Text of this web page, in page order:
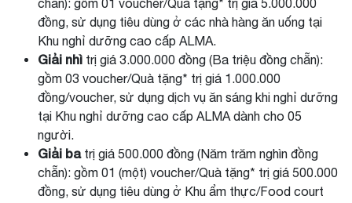
chẵn): gồm 01 voucher/Quà tặng* trị giá 5.000.000
đồng, sử dụng tiêu dùng ở các nhà hàng ăn uống tại
Khu nghỉ dưỡng cao cấp ALMA.
Giải nhì trị giá 3.000.000 đồng (Ba triệu đồng chẵn):
gồm 03 voucher/Quà tặng* trị giá 1.000.000
đồng/voucher, sử dụng dịch vụ ăn sáng khi nghỉ dưỡng
tại Khu nghỉ dưỡng cao cấp ALMA dành cho 05
người.
Giải ba trị giá 500.000 đồng (Năm trăm nghìn đồng
chẵn): gồm 01 (một) voucher/Quà tặng* trị giá 500.000
đồng, sử dụng tiêu dùng ở Khu ẩm thực/Food court